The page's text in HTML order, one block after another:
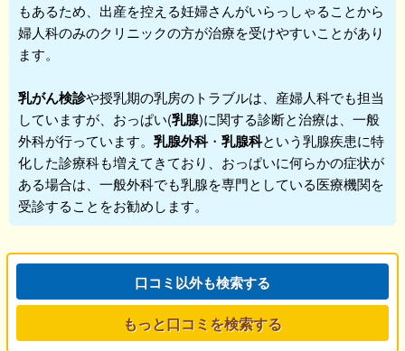
もあるため、出産を控える妊婦さんがいらっしゃることから
婦人科のみのクリニックの方が治療を受けやすいことがあり
ます。
乳がん検診や授乳期の乳房のトラブルは、産婦人科でも担当
していますが、おっぱい(乳腺)に関する診断と治療は、一般
外科が行っています。 乳腺外科・ 乳腺科という乳腺疾患に特
化した診療科も増えてきており、おっぱいに何らかの症状が
ある場合は、一般外科でも乳腺を専門としている医療機関を
受診することをお勧めします。
口コミ以外も検索する
もっと口コミを検索する